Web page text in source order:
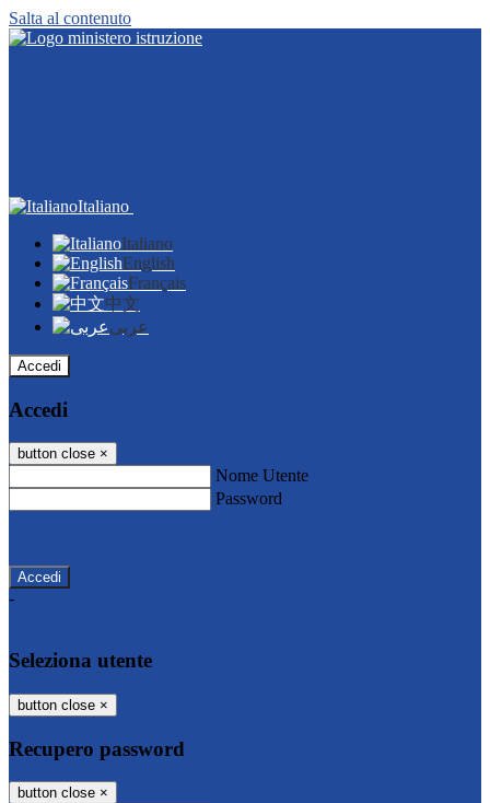
Salta al contenuto
Italiano
Italiano
English
Français
中文
عربى
Accedi
Accedi
button close ×
Nome Utente
Password
-
Seleziona utente
button close ×
Recupero password
button close ×